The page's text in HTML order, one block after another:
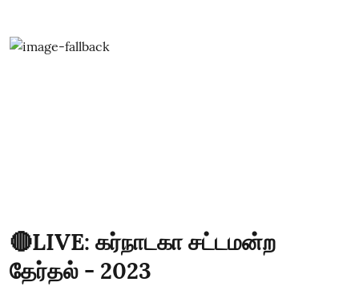
🔴LIVE: கர்நாடகா சட்டமன்ற
தேர்தல் - 2023